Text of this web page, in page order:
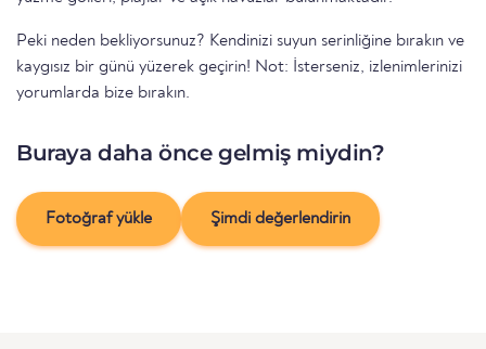
Peki neden bekliyorsunuz? Kendinizi suyun serinliğine bırakın ve
kaygısız bir günü yüzerek geçirin! Not: İsterseniz, izlenimlerinizi
yorumlarda bize bırakın.
Buraya daha önce gelmiş miydin?
Fotoğraf yükle Şimdi değerlendirin